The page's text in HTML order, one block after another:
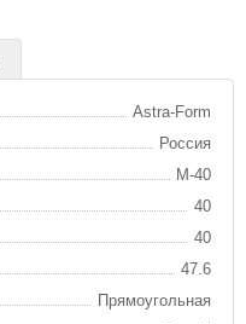
Astra-Form
Россия
М-40
40
40
47.6
Прямоугольная